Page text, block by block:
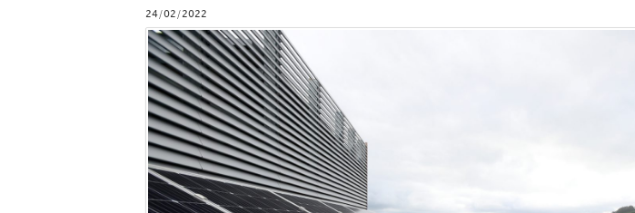
24/02/2022